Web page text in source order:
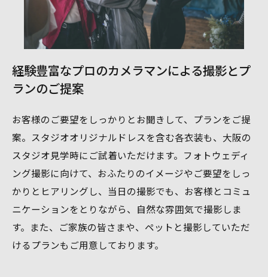
経験豊富なプロのカメラマンによる撮影とプ
ランのご提案
お客様のご要望をしっかりとお聞きして、プランをご提
案。スタジオオリジナルドレスを含む各衣装も、大阪の
スタジオ見学時にご試着いただけます。フォトウェディ
ング撮影に向けて、おふたりのイメージやご要望をしっ
かりとヒアリングし、当日の撮影でも、お客様とコミュ
ニケーションをとりながら、自然な雰囲気で撮影しま
す。また、ご家族の皆さまや、ペットと撮影していただ
けるプランもご用意しております。